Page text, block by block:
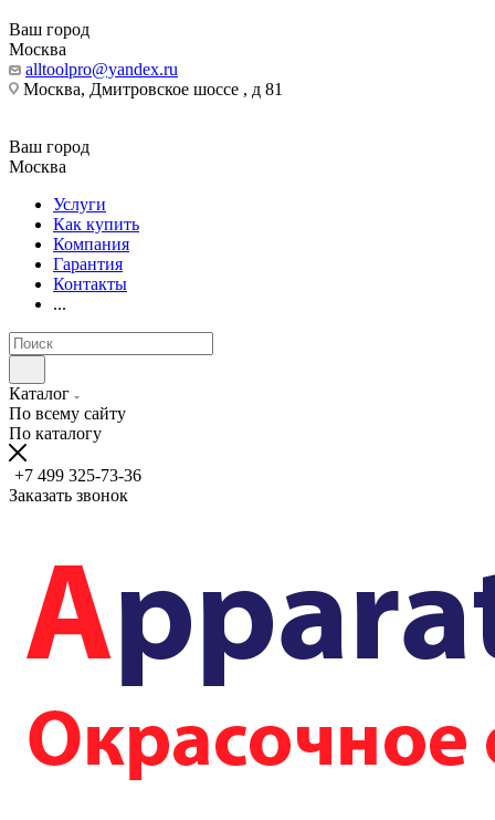
Ваш город
Москва
alltoolpro@yandex.ru
Москва, Дмитровское шоссе , д 81
Ваш город
Москва
Услуги
Как купить
Компания
Гарантия
Контакты
...
Каталог
По всему сайту
По каталогу
+7 499 325-73-36
Заказать звонок